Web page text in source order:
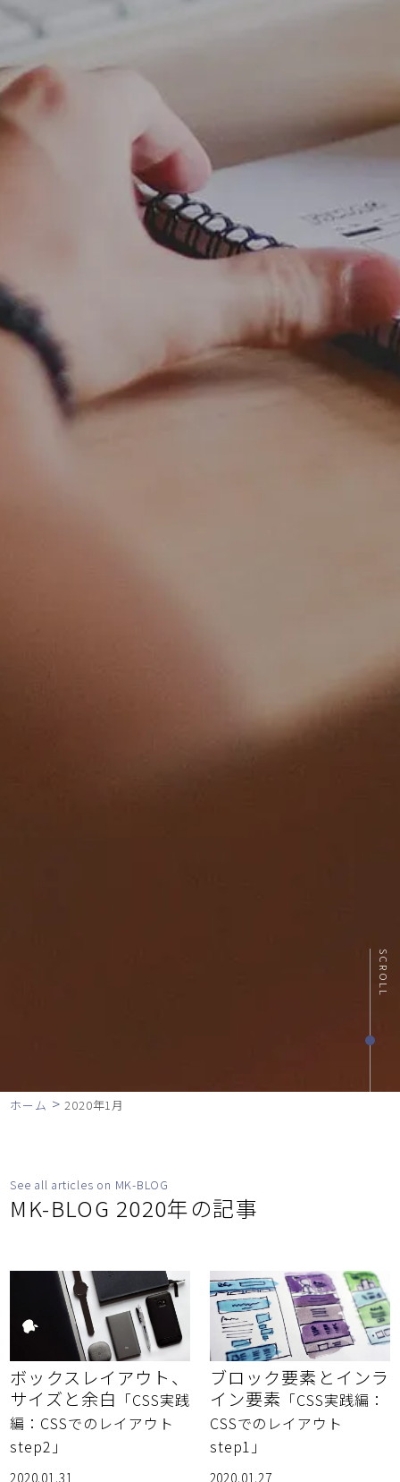
SCROLL
ホーム >2020年1月
See all articles on MK-BLOG
MK-BLOG 2020年の記事
ボックスレイアウト、
サイズと余白 「CSS実践
編：CSSでのレイアウト
step2」
2020.01.31
ブロック要素とインラ
イン要素 「CSS実践編：
CSSでのレイアウト
step1」
2020.01.27